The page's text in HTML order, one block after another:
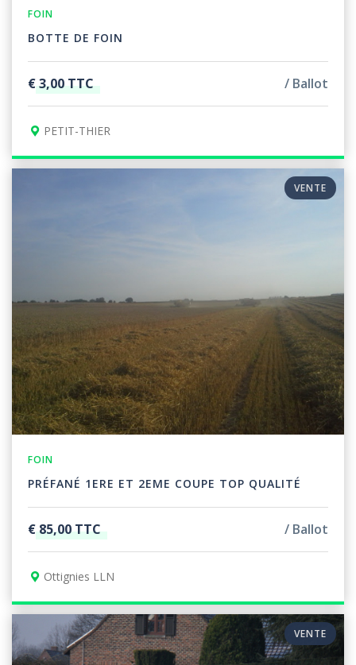
FOIN
BOTTE DE FOIN
€ 3,00 TTC Ballot
PETIT-THIER
VENTE
FOIN
PRÉFANÉ 1ERE ET 2EME COUPE TOP QUALITÉ
€ 85,00 TTC Ballot
Ottignies LLN
VENTE